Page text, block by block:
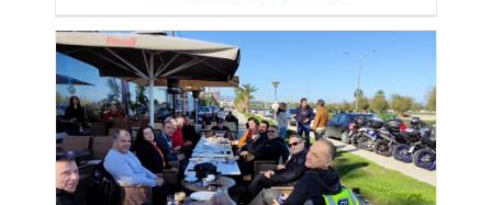
Βραχάτι 14.12.2019
Εξορμήσεις 2019